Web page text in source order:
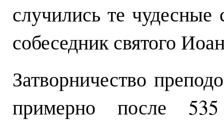
случились те чудесные
собеседник святого
Затворничество
примерно после